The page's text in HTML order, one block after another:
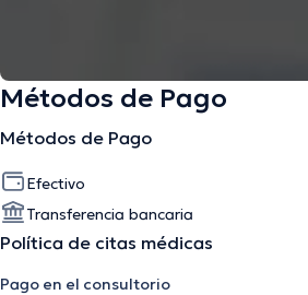
Métodos de Pago
Métodos de Pago
Efectivo
Transferencia bancaria
Política de citas médicas
Pago en el consultorio